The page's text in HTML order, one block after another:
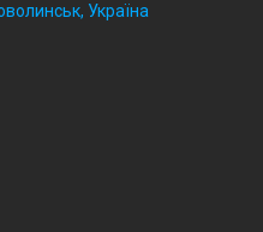
Україна